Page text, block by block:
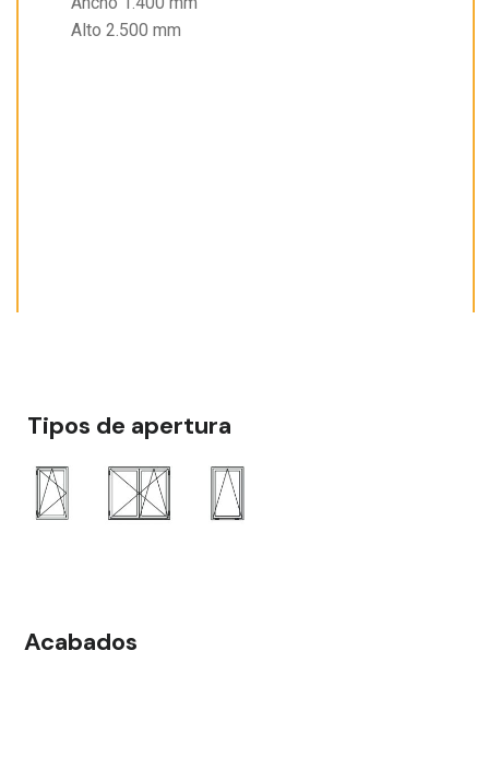
Alto 2.500 mm
Tipos de apertura
Acabados